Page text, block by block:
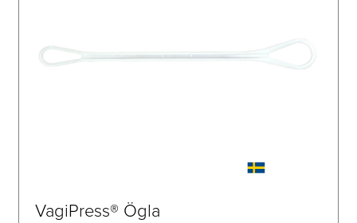
VagiPress® Ögla